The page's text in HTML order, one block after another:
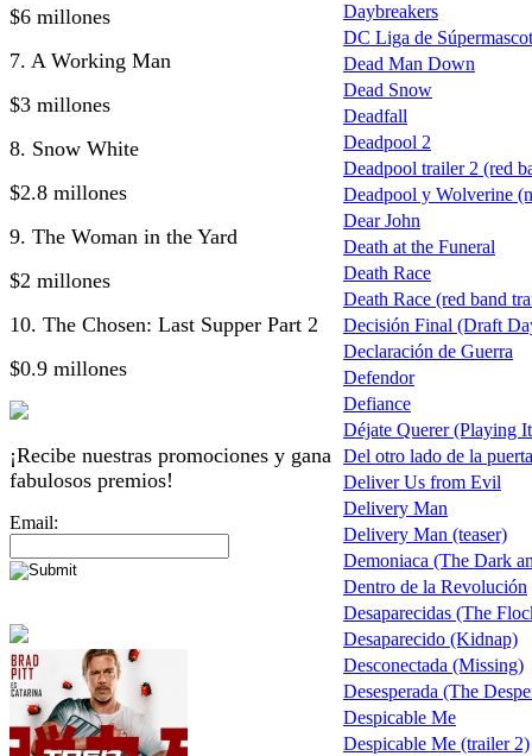
$6 millones
7. A Working Man
$3 millones
8. Snow White
$2.8 millones
9. The Woman in the Yard
$2 millones
10. The Chosen: Last Supper Part 2
$0.9 millones
¡Recibe nuestras promociones y gana
fabulosos premios!
Email:
Daybreakers
DC Liga de
Dead Man Down
Dead Snow
Deadfall
Deadpool 2
Deadpool trailer 2 (red
Deadpool y Wolverine
Dear John
Death at the Funeral
Death Race
Death Race (red band
Decisión Final (Draft
Declaración de Guerra
Defendor
Defiance
Déjate Querer (Playing
Del otro lado de la puerta
Deliver Us from Evil
Delivery Man
Delivery Man (teaser)
Demoniaca (The Dark
Dentro de la Revolución
Desaparecidas (The
Desaparecido (Kidnap)
Desconectada (Missing)
Desesperada (The
Despicable Me
Despicable Me (trailer 2)